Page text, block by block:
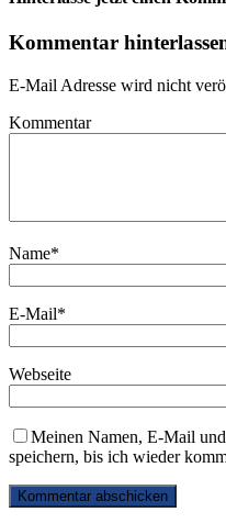
Kommentar
E-Mail Adresse wird nicht
Kommentar
Name*
E-Mail*
Webseite
Meinen Namen, E-Mail
speichern, bis ich wieder